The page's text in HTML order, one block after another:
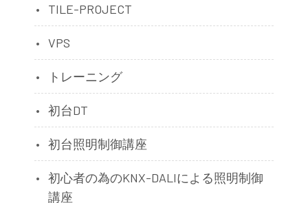
TILE-PROJECT
VPS
トレーニング
初台DT
初台照明制御講座
初心者の為のKNX-DALIによる照明制御
講座